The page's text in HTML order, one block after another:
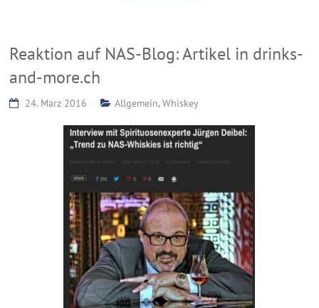
Reaktion auf NAS-Blog: Artikel in drinks-
and-more.ch
24. März 2016 Allgemein,Whiskey